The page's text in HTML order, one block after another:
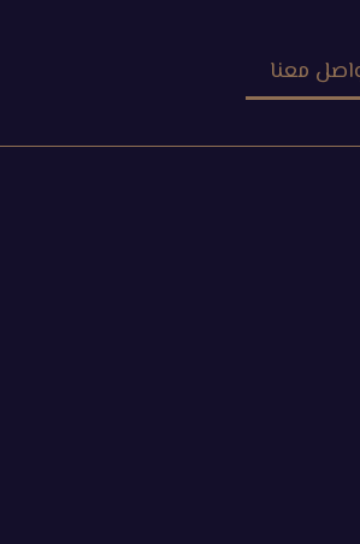
معنا